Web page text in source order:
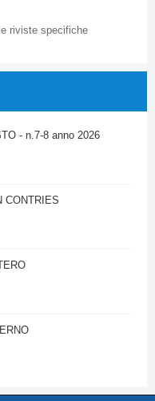
riviste specifiche
- n.7-8 anno 2026
CONTRIES